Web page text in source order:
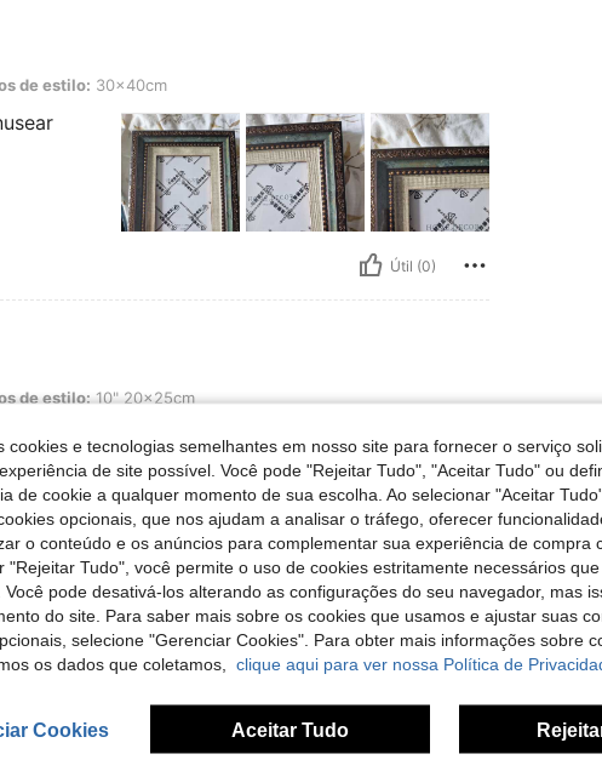
30x40cm
de estilo: 30x40cm
Útil (0)
10" 20x25cm
de estilo:10" 20x25cm
Útil (0)
Avaliações
cookies e tecnologias semelhantes em nosso site para fornecer o serviço
de site possível. Você pode "Rejeitar Tudo", "Aceitar Tudo" ou
de cookie a qualquer momento de sua escolha. Ao selecionar "Aceitar
opcionais, que nos ajudam a analisar o tráfego, oferecer
o conteúdo e os anúncios para complementar sua experiência de compra
"Rejeitar Tudo", você permite o uso de cookies estritamente necessários
Você pode desativá-los alterando as configurações do seu navegador, mas
do site. Para saber mais sobre os cookies que usamos e ajustar suas
selecione "Gerenciar Cookies". Para obter mais informações sobre
os dados que coletamos, clique aqui para ver nossa Política de
Cookies Aceitar Tudo